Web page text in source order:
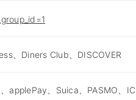
、Diners Club、DISCOVER
applePay、Suica、PASMO、IC